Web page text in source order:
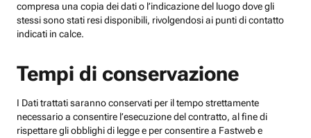
compresa una copia dei dati o l’indicazione del luogo dove gli
stessi sono stati resi disponibili, rivolgendosi ai punti di contatto
indicati in calce.
Tempi di conservazione
I Dati trattati saranno conservati per il tempo strettamente
necessario a consentire l’esecuzione del contratto, al fine di
rispettare gli obblighi di legge e per consentire a Fastweb e